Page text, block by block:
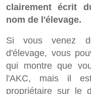
clairement écrit
nom de l'élevage.
Si vous venez
d'élevage, vous
qui montre que
l'AKC, mais il
propriétaire sur le